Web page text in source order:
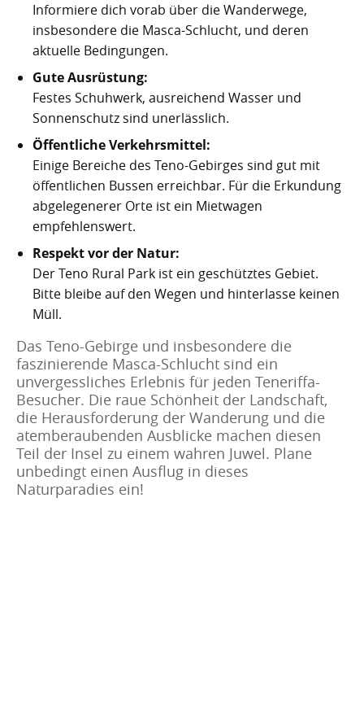
Informiere dich vorab über die Wanderwege,
insbesondere die Masca-Schlucht, und deren
aktuelle Bedingungen.
Gute Ausrüstung:
Festes Schuhwerk, ausreichend Wasser und
Sonnenschutz sind unerlässlich.
Öffentliche Verkehrsmittel:
Einige Bereiche des Teno-Gebirges sind gut mit
öffentlichen Bussen erreichbar. Für die Erkundung
abgelegenerer Orte ist ein Mietwagen
empfehlenswert.
Respekt vor der Natur:
Der Teno Rural Park ist ein geschütztes Gebiet.
Bitte bleibe auf den Wegen und hinterlasse keinen
Müll.
Das Teno-Gebirge und insbesondere die
faszinierende Masca-Schlucht sind ein
unvergessliches Erlebnis für jeden Teneriffa-
Besucher. Die raue Schönheit der Landschaft,
die Herausforderung der Wanderung und die
atemberaubenden Ausblicke machen diesen
Teil der Insel zu einem wahren Juwel. Plane
unbedingt einen Ausflug in dieses
Naturparadies ein!